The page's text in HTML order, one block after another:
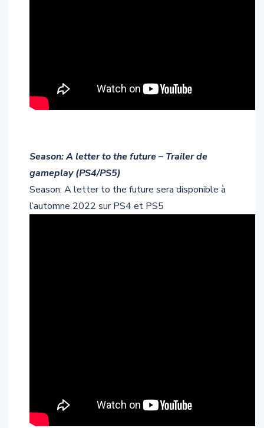
Season: A letter to the future – Trailer de
gameplay (PS4/PS5)
Season: A letter to the future sera disponible à
l’automne 2022 sur PS4 et PS5